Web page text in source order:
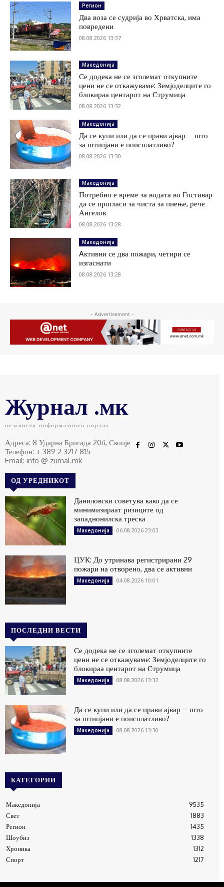
Регион
Два воза се судрија во Хрватска, има
повредени
08.08.2026 13:37
Македонија
Се додека не се зголемат откупните
цени не се откажуваме: Земјоделците го
блокираа центарот на Струмица
08.08.2026 13:32
Македонија
Да се купи или да се прави ајвар – што
за штипјани е поисплатливо?
08.08.2026 13:30
Македонија
Потребно е време за водата во Гостивар
да се прогласи за чиста за пиење, рече
Ангелов
08.08.2026 13:28
Македонија
Aктивни се два пожари, четири се
изгаснати
08.08.2026 13:28
- Advertisement -
Журнал .мк
независен информативен портал
Адреса: 8 Ударна Бригада 20б, Скопје
Телефон: + 389 2 3217 815
Email: info @ zurnal.mk
ОД УРЕДНИКОТ
Даниловски советува како да се
минимизираат ризиците од
западнонилска треска
Македонија 06.08.2026 23:03
ЦУК: До утринава регистрирани 29
пожари на отворено, два се активни
Македонија 04.08.2026 10:01
ПОСЛЕДНИ ВЕСТИ
Се додека не се зголемат откупните
цени не се откажуваме: Земјоделците го
блокираа центарот на Струмица
Македонија 08.08.2026 13:32
Да се купи или да се прави ајвар – што
за штипјани е поисплатливо?
Македонија 08.08.2026 13:30
КАТЕГОРИИ
Македонија
9535
Свет
1883
Регион
1435
Шоубиз
1338
Хроника
1312
Спорт
1217